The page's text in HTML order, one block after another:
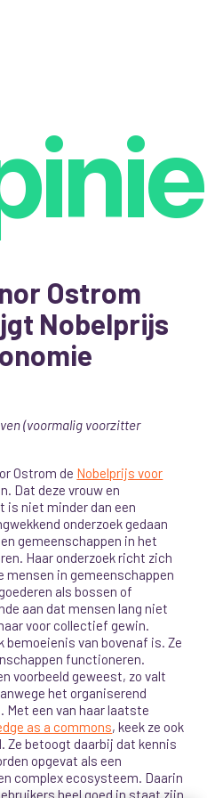
Ostrom
Nobelprijs
(voormalig voorzitter
Ostrom de Nobelprijs voor
Dat deze vrouw en
is niet minder dan een
onderzoek gedaan
gemeenschappen in het
Haar onderzoek richt zich
mensen in gemeenschappen
als bossen of
aan dat mensen lang niet
voor collectief gewin.
bemoeienis van bovenaf is. Ze
functioneren.
voorbeeld geweest, zo valt
het organiserend
Met een van haar laatste
as a commons, keek ze ook
Ze betoogt daarbij dat kennis
opgevat als een
complex ecosysteem. Daarin
heel goed in staat zijn